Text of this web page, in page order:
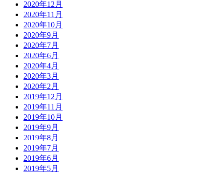
2020年12月
2020年11月
2020年10月
2020年9月
2020年7月
2020年6月
2020年4月
2020年3月
2020年2月
2019年12月
2019年11月
2019年10月
2019年9月
2019年8月
2019年7月
2019年6月
2019年5月